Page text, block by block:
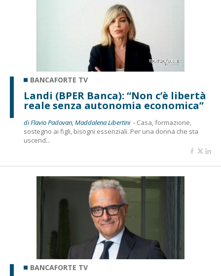
BANCAFORTE TV
Landi (BPER Banca): “Non c’è libertà
reale senza autonomia economica”
di Flavio Padovan, Maddalena Libertini - Casa, formazione,
sostegno ai figli, bisogni essenziali. Per una donna che sta
uscend...
BANCAFORTE TV